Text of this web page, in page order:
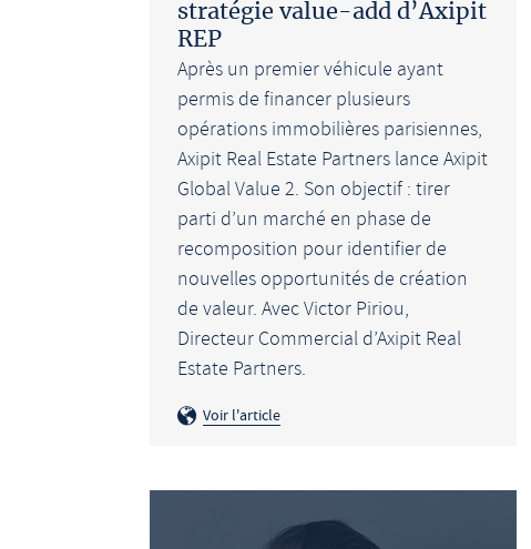
stratégie value-add d’Axipit
REP
Après un premier véhicule ayant
permis de financer plusieurs
opérations immobilières parisiennes,
Axipit Real Estate Partners lance Axipit
Global Value 2. Son objectif : tirer
parti d’un marché en phase de
recomposition pour identifier de
nouvelles opportunités de création
de valeur. Avec Victor Piriou,
Directeur Commercial d’Axipit Real
Estate Partners.
Voir l'article